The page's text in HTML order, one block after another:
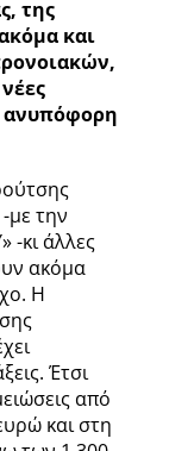
της
και
ανυπόφορη
με την
-κι άλλες
ακόμα
Η
Έτσι
από
και στη